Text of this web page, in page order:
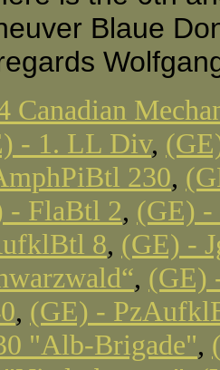
Blaue
Canadian
- 1. LL Div,
230,
- FlaBtl 2, (GE) -
8, (GE) -
, (GE)
, (GE) -
"Alb-Brigade",